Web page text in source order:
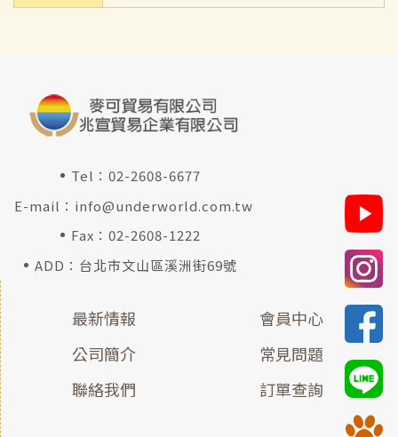
Tel：02-2608-6677
E-mail： info@underworld.com.tw
Fax：02-2608-1222
ADD：台北市文山區溪洲街69號
最新情報
公司簡介
聯絡我們
會員中心
常見問題
訂單查詢